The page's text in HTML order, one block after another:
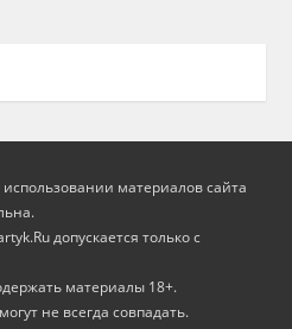
материалов сайта
допускается только с
материалы 18+.
не всегда совпадать.